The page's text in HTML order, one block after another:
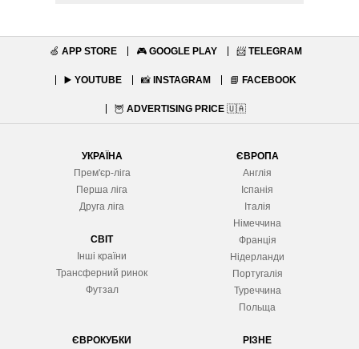
🍏 APP STORE 🎮 GOOGLE PLAY 📨 TELEGRAM
▶️ YOUTUBE 📸 INSTAGRAM 📘 FACEBOOK
🦉 ADVERTISING PRICE 🇺🇦
УКРАЇНА
Прем'єр-ліга
Перша ліга
Друга ліга
СВІТ
Інші країни
Трансферний ринок
Футзал
ЄВРОПА
Англія
Іспанія
Італія
Німеччина
Франція
Нідерланди
Португалія
Туреччина
Польща
ЄВРОКУБКИ
РІЗНЕ